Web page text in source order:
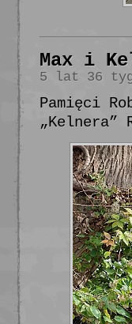
Max i
5 lat 36
Pamięci
„Kelnera”